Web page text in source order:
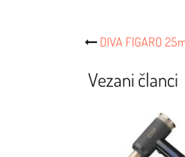
Post
Navigacija
DIVA FIGARO
Vezani članci